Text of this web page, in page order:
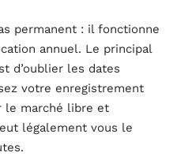
permanent : il fonctionne
annuel. Le principal
d’oublier les dates
votre enregistrement
le marché libre et
légalement vous le